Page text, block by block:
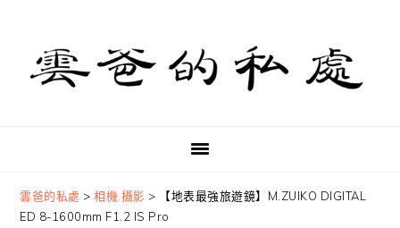
primary
navigation
content
primary
sidebar
雲爸的私處 >相機.攝影 >
【地表最強旅遊鏡】M.ZUIKO DIGITAL
ED 8-1600mm F1.2 IS Pro